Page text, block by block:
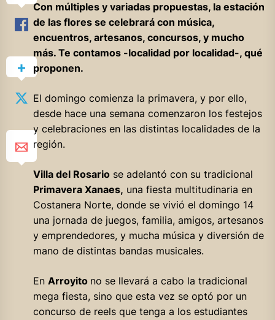
Con múltiples y variadas propuestas, la estación
de las flores se celebrará con música,
encuentros, artesanos, concursos, y mucho
más. Te contamos -localidad por localidad-, qué
proponen.
El domingo comienza la primavera, y por ello,
desde hace una semana comenzaron los festejos
y celebraciones en las distintas localidades de la
región.
Villa del Rosariose adelantó con su tradicional
Primavera Xanaes, una fiesta multitudinaria en
Costanera Norte, donde se vivió el domingo 14
una jornada de juegos, familia, amigos, artesanos
y emprendedores, y mucha música y diversión de
mano de distintas bandas musicales.
En Arroyito no se llevará a cabo la tradicional
mega fiesta, sino que esta vez se optó por un
concurso de reels que tenga a los estudiantes